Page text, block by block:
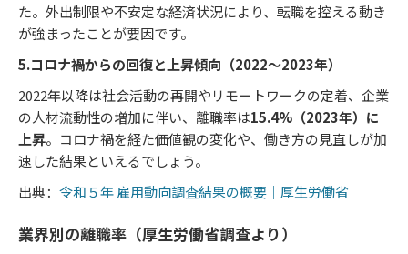
た。外出制限や不安定な経済状況により、転職を控える動き
が強まったことが要因です。
5.コロナ禍からの回復と上昇傾向（2022～2023年）
2022年以降は社会活動の再開やリモートワークの定着、企業
の人材流動性の増加に伴い、離職率は15.4%（2023年）に
上昇。コロナ禍を経た価値観の変化や、働き方の見直しが加
速した結果といえるでしょう。
出典： 令和５年 雇用動向調査結果の概要｜厚生労働省
業界別の離職率（厚生労働省調査より）